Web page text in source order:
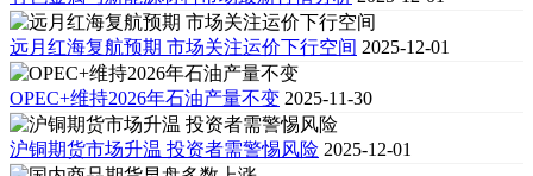
远月红海复航预期 市场关注运价下行空间 2025-12-01
OPEC+维持2026年石油产量不变 2025-11-30
沪铜期货市场升温 投资者需警惕风险 2025-12-01